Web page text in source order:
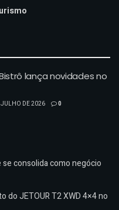
lança novidades no
JULHO DE 2026 0
consolida como negócio
do JETOUR T2 XWD 4×4 no